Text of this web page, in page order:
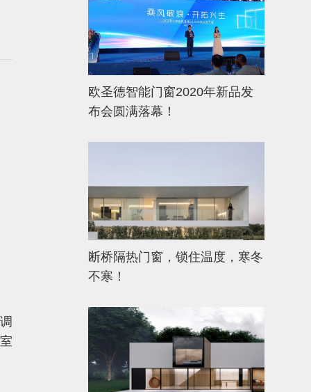
欧圣德智能门窗2020年新品发
布会圆满落幕！
断桥隔热门窗，锁住温度，寒冬
不寒！